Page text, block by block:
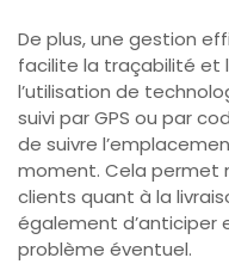
De plus, une gestion
facilite la traçabilité et
l’utilisation de
suivi par GPS ou par
de suivre
moment. Cela permet
clients quant à la
également
problème éventuel.